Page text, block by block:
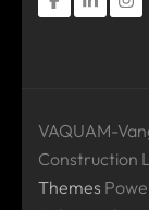
VAQUAM-
Construction
Themes